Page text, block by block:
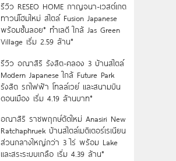
รีวิว RESEO HOME กาญจนา-เวสต์เกต
ทาวน์โฮมใหม่ สไตล์ Fusion Japanese
พร้อมชั้นลอย* ทำเลดี ใกล้ Jas Green
Village เริ่ม 2.59 ล้าน*
รีวิว อณาสิริ รังสิต-คลอง 3 บ้านสไตล์
Modern Japanese ใกล้ Future Park
รังสิต รถไฟฟ้า โทลล์เวย์ และสนามบิน
ดอนเมือง เริ่ม 4.19 ล้านบาท*
อณาสิริ ราชพฤกษ์ตัดใหม่ Anasiri New
Ratchaphruek บ้านสไตล์เมดิเตอร์เรเนียน
ส่วนกลางใหญ่กว่า 3 ไร่ พร้อม Lake
และสระระบบเกลือ เริ่ม 4.39 ล้าน*